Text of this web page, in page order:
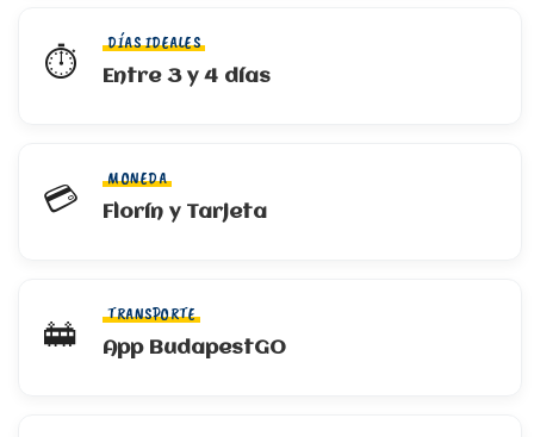
⏱️
DÍAS IDEALES
Entre 3 y 4 días
💳
MONEDA
Florín y Tarjeta
🚋
TRANSPORTE
App BudapestGO